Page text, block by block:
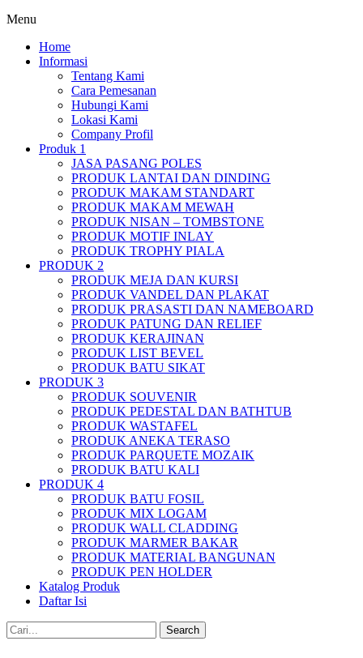
Menu
Home
Informasi
Tentang Kami
Cara Pemesanan
Hubungi Kami
Lokasi Kami
Company Profil
Produk 1
JASA PASANG POLES
PRODUK LANTAI DAN DINDING
PRODUK MAKAM STANDART
PRODUK MAKAM MEWAH
PRODUK NISAN – TOMBSTONE
PRODUK MOTIF INLAY
PRODUK TROPHY PIALA
PRODUK 2
PRODUK MEJA DAN KURSI
PRODUK VANDEL DAN PLAKAT
PRODUK PRASASTI DAN NAMEBOARD
PRODUK PATUNG DAN RELIEF
PRODUK KERAJINAN
PRODUK LIST BEVEL
PRODUK BATU SIKAT
PRODUK 3
PRODUK SOUVENIR
PRODUK PEDESTAL DAN BATHTUB
PRODUK WASTAFEL
PRODUK ANEKA TERASO
PRODUK PARQUETE MOZAIK
PRODUK BATU KALI
PRODUK 4
PRODUK BATU FOSIL
PRODUK MIX LOGAM
PRODUK WALL CLADDING
PRODUK MARMER BAKAR
PRODUK MATERIAL BANGUNAN
PRODUK PEN HOLDER
Katalog Produk
Daftar Isi
Search